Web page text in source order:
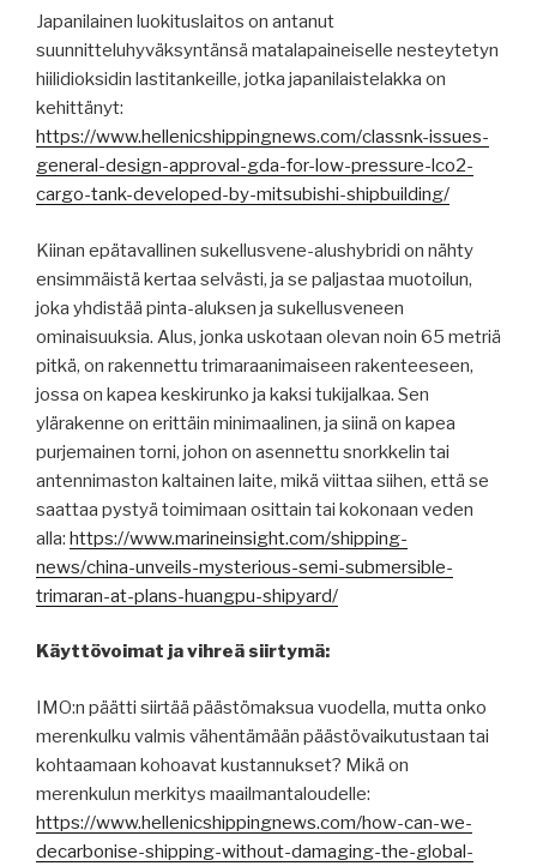
Japanilainen luokituslaitos on antanut
suunnitteluhyväksyntänsä matalapaineiselle nesteytetyn
hiilidioksidin lastitankeille, jotka japanilaistelakka on
kehittänyt:
https://www.hellenicshippingnews.com/classnk-issues-
general-design-approval-gda-for-low-pressure-lco2-
cargo-tank-developed-by-mitsubishi-shipbuilding/
Kiinan epätavallinen sukellusvene-alushybridi on nähty
ensimmäistä kertaa selvästi, ja se paljastaa muotoilun,
joka yhdistää pinta-aluksen ja sukellusveneen
ominaisuuksia. Alus, jonka uskotaan olevan noin 65 metriä
pitkä, on rakennettu trimaraanimaiseen rakenteeseen,
jossa on kapea keskirunko ja kaksi tukijalkaa. Sen
ylärakenne on erittäin minimaalinen, ja siinä on kapea
purjemainen torni, johon on asennettu snorkkelin tai
antennimaston kaltainen laite, mikä viittaa siihen, että se
saattaa pystyä toimimaan osittain tai kokonaan veden
alla: https://www.marineinsight.com/shipping-
news/china-unveils-mysterious-semi-submersible-
trimaran-at-plans-huangpu-shipyard/
Käyttövoimat ja vihreä siirtymä:
IMO:n päätti siirtää päästömaksua vuodella, mutta onko
merenkulku valmis vähentämään päästövaikutustaan tai
kohtaamaan kohoavat kustannukset? Mikä on
merenkulun merkitys maailmantaloudelle:
https://www.hellenicshippingnews.com/how-can-we-
decarbonise-shipping-without-damaging-the-global-